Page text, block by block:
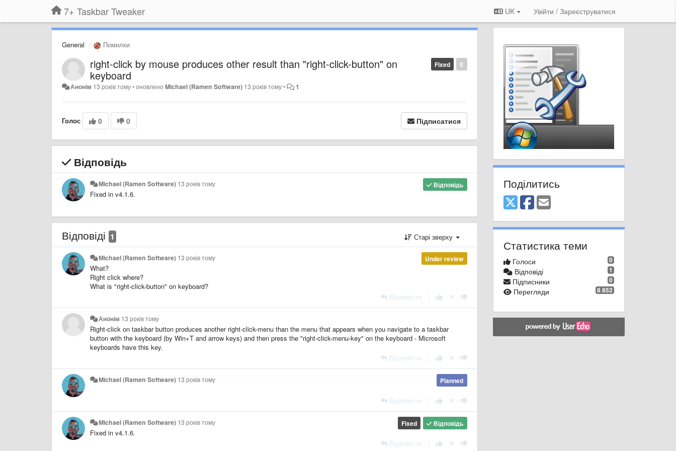
7+ Taskbar Tweaker UK Увійти / Зареєструватися
General Помилки
0
Fixed
right-click by mouse produces other result than "right-click-button" on
keyboard
Анонім 13 років тому•оновленоMichael (Ramen Software) 13 років тому• 1
Голос 0 0 Підписатися
Відповідь
Відповідь
Michael (Ramen Software) 13 років тому
Fixed in v4.1.6.
Відповіді 1 Старі зверху
Under review
Michael (Ramen Software) 13 років тому
What?
Right click where?
What is "right-click-button" on keyboard?
Відповісти
Анонім 13 років тому
Right-click on taskbar button produces another right-click-menu than the menu that appears when you navigate to a taskbar
button with the keyboard (by Win+T and arrow keys) and then press the "right-click-menu-key" on the keyboard - Microsoft
keyboards have this key.
Відповісти
Planned
Michael (Ramen Software) 13 років тому
Відповісти
Відповідь
Fixed
Michael (Ramen Software) 13 років тому
Fixed in v4.1.6.
Відповісти
Поділитись
Статистика теми
0
Голоси
1
Відповіді
0
Підписники
8 852
Перегляди